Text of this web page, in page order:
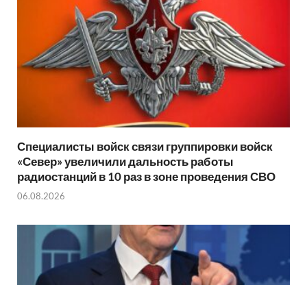
Специалисты войск связи группировки войск
«Север» увеличили дальность работы
радиостанций в 10 раз в зоне проведения СВО
06.08.2026